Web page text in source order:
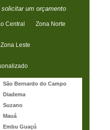
um orçamento
Central Zona Norte
Zona Leste
São Bernardo do Campo
Diadema
Suzano
Mauá
Embu Guaçú